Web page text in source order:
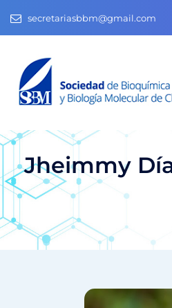
secretariasbbm@gmail.com
Jheimmy